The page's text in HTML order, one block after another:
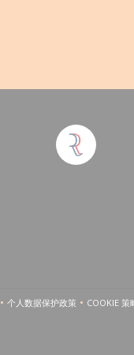
))窗口中打开))
个人数据保护政策((在新窗口中打开))
COOKIE 策
((在